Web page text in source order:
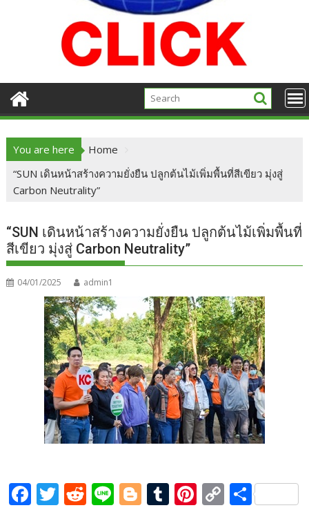
You are here
Home
“SUN เดินหน้าสร้างความยั่งยืน ปลูกต้นไม้เพิ่มพื้นที่สีเขียว มุ่งสู่
Carbon Neutrality”
“SUN เดินหน้าสร้างความยั่งยืน ปลูกต้นไม้เพิ่มพื้นที่
สีเขียว มุ่งสู่ Carbon Neutrality”
04/01/2025 admin1
F T R Li Bl T Pi C S